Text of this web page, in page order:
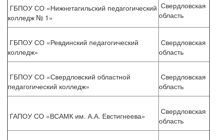
ГБПОУ СО «Нижнетагильский педагогический
колледж № 1»
Свердловская
область
ГБПОУ СО «Ревдинский педагогический
колледж»
Свердловская
область
ГБПОУ СО «Свердловский областной
педагогический колледж»
Свердловская
область
ГАПОУ СО «ВСАМК им. А.А. Евстигнеева»
Свердловская
область